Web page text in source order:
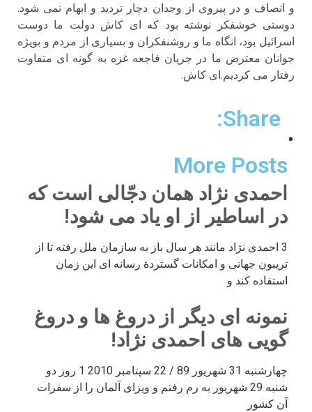
و انصاف و در پیروی از وجدان دچار تردید و ابهام نمی شود.
دوستی خوشفکر نوشته بود که ای کاش دولت ما دوست
اسرائیل بود، انگاه ما و روشنفکران و بسیاری از مردم و بویژه
جوانان معترض ما در جریان فاجعه غزه به گونه ای متفاوت
رفتار می کردیم.ای کاش.
Share:
More Posts
احمدی نژاد همان دجّالی است که
در اساطیر از او یاد می شود!
3 احمدی نژاد مانند هر سال باز به سازمان ملل رفته تا از
تریبون جهانی و امکانات گستردة رسانه ای این زمان
استفاده کند و
نمونه ای دیگر از دروغ ها و دروغ
گویی های احمدی نژاد!
چهارشنبه 31 شهریور 89 / 22 سپتامبر 2010 1 روز دو
شنبه 29 شهریور به رم رفتم و ویزای آلمان را از سفرات
آن کشور